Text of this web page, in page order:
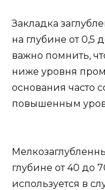
Закладка
на глубине от 0,5
важно помнить,
ниже уровня
основания часто
повышенным
глубине от 40 до
используется в